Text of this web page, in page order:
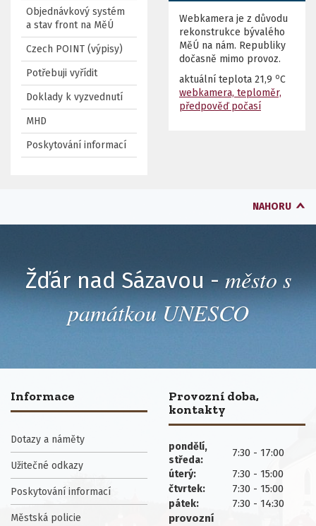
Objednávkový systém
a stav front na MěÚ
Czech POINT (výpisy)
Potřebuji vyřídit
Doklady k vyzvednutí
MHD
Poskytování informací
Webkamera je z důvodu
rekonstrukce bývalého
MěÚ na nám. Republiky
dočasně mimo provoz.
aktuální teplota 21,9 oC
webkamera, teploměr,
předpověď počasí
NAHORU
Žďár nad Sázavou - město s
památkou UNESCO
Informace
Dotazy a náměty
Užitečné odkazy
Poskytování informací
Městská policie
Provozní doba,
kontakty
pondělí,
středa:
7:30 - 17:00
úterý: 7:30 - 15:00
čtvrtek: 7:30 - 15:00
pátek:
7:30 - 14:30
provozní